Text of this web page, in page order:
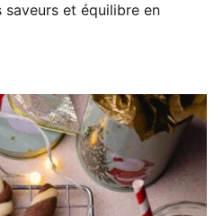
saveurs et équilibre en